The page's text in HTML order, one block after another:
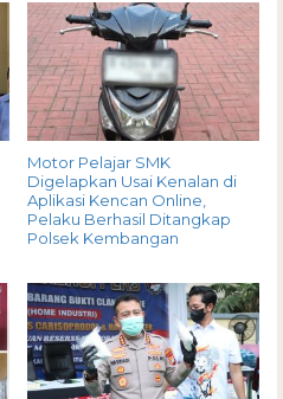
Motor Pelajar SMK
Digelapkan Usai Kenalan di
Aplikasi Kencan Online,
Pelaku Berhasil Ditangkap
Polsek Kembangan